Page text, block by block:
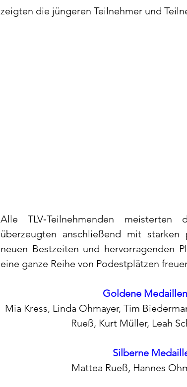
zeigten die jüngeren Teilnehmer und
Alle TLV‑Teilnehmenden meisterten
überzeugten anschließend mit
neuen Bestzeiten und hervorragenden
eine ganze Reihe von Podestplätzen
Goldene
Mia Kress, Linda Ohmayer, Tim
Rueß, Kurt Müller, Leah
Silberne
Mattea Rueß, Hannes